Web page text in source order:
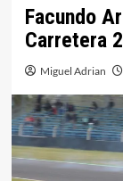
Facundo
Carretera
Miguel Adrian